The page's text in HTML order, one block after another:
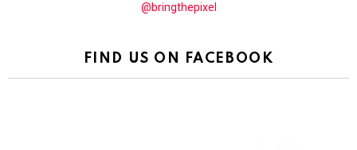
@bringthepixel
FIND US ON FACEBOOK